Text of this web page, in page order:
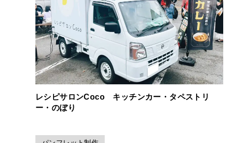
レシピサロンCoco キッチンカー・タペストリ
ー・のぼり